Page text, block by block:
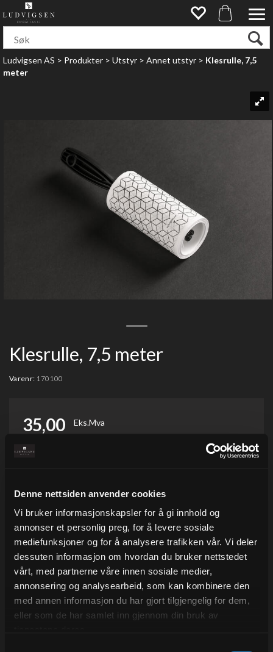
Denne nettsiden anvender cookies
Vi bruker informasjonskapsler for å gi innhold og
annonser et personlig preg, for å levere sosiale
mediefunksjoner og for å analysere trafikken vår. Vi deler
dessuten informasjon om hvordan du bruker nettstedet
vårt, med partnerne våre innen sosiale medier,
annonsering og analysearbeid, som kan kombinere den
med annen informasjon du har gjort tilgjengelig for dem,
eller som de har samlet inn gjennom din bruk av
Ludvigsen AS>Produkter>Utstyr>Annet utstyr>Klesrulle, 7,5
meter
Klesrulle, 7,5 meter
Varenr: 170100
35,00 Eks.Mva
Legg i ønskeliste
Antall i kart:25
På lager